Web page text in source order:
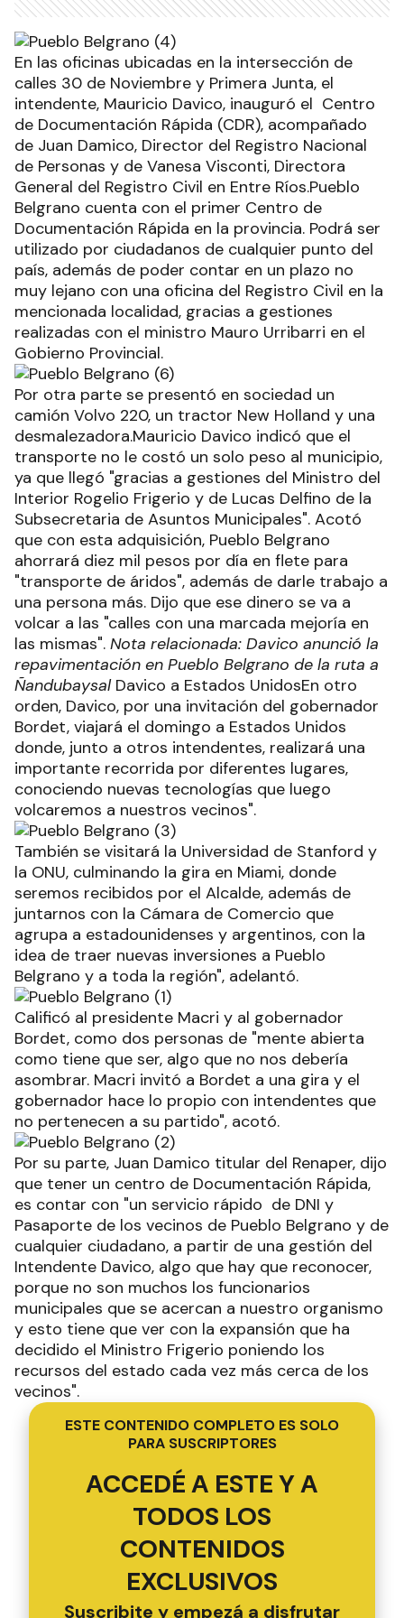
En las oficinas ubicadas en la intersección de
calles 30 de Noviembre y Primera Junta, el
intendente, Mauricio Davico, inauguró el Centro
de Documentación Rápida (CDR), acompañado
de Juan Damico, Director del Registro Nacional
de Personas y de Vanesa Visconti, Directora
General del Registro Civil en Entre Ríos.Pueblo
Belgrano cuenta con el primer Centro de
Documentación Rápida en la provincia. Podrá ser
utilizado por ciudadanos de cualquier punto del
país, además de poder contar en un plazo no
muy lejano con una oficina del Registro Civil en la
mencionada localidad, gracias a gestiones
realizadas con el ministro Mauro Urribarri en el
Gobierno Provincial.
Por otra parte se presentó en sociedad un
camión Volvo 220, un tractor New Holland y una
desmalezadora.Mauricio Davico indicó que el
transporte no le costó un solo peso al municipio,
ya que llegó "gracias a gestiones del Ministro del
Interior Rogelio Frigerio y de Lucas Delfino de la
Subsecretaria de Asuntos Municipales". Acotó
que con esta adquisición, Pueblo Belgrano
ahorrará diez mil pesos por día en flete para
"transporte de áridos", además de darle trabajo a
una persona más. Dijo que ese dinero se va a
volcar a las "calles con una marcada mejoría en
las mismas". Nota relacionada: Davico anunció la
repavimentación en Pueblo Belgrano de la ruta a
ÑandubaysalDavico a Estados UnidosEn otro
orden, Davico, por una invitación del gobernador
Bordet, viajará el domingo a Estados Unidos
donde, junto a otros intendentes, realizará una
importante recorrida por diferentes lugares,
conociendo nuevas tecnologías que luego
volcaremos a nuestros vecinos".
También se visitará la Universidad de Stanford y
la ONU, culminando la gira en Miami, donde
seremos recibidos por el Alcalde, además de
juntarnos con la Cámara de Comercio que
agrupa a estadounidenses y argentinos, con la
idea de traer nuevas inversiones a Pueblo
Belgrano y a toda la región", adelantó.
Calificó al presidente Macri y al gobernador
Bordet, como dos personas de "mente abierta
como tiene que ser, algo que no nos debería
asombrar. Macri invitó a Bordet a una gira y el
gobernador hace lo propio con intendentes que
no pertenecen a su partido", acotó.
Por su parte, Juan Damico titular del Renaper, dijo
que tener un centro de Documentación Rápida,
es contar con "un servicio rápido de DNI y
Pasaporte de los vecinos de Pueblo Belgrano y de
cualquier ciudadano, a partir de una gestión del
Intendente Davico, algo que hay que reconocer,
porque no son muchos los funcionarios
municipales que se acercan a nuestro organismo
y esto tiene que ver con la expansión que ha
decidido el Ministro Frigerio poniendo los
recursos del estado cada vez más cerca de los
vecinos".
ESTE CONTENIDO COMPLETO ES SOLO
PARA SUSCRIPTORES
ACCEDÉ A ESTE Y A
TODOS LOS
CONTENIDOS
EXCLUSIVOS
Suscribite y empezá a disfrutar